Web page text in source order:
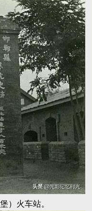
）火车站。